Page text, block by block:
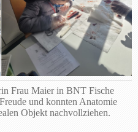
Frau Maier in BNT Fische
und konnten Anatomie
Objekt nachvollziehen.